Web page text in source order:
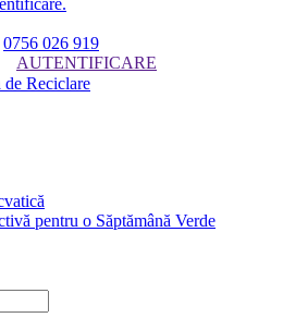
0756 026 919
AUTENTIFICARE
pentru o Săptămână Verde